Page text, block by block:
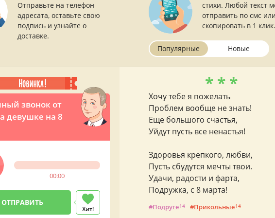
Отправьте на телефон
адресата, оставьте свою
подпись и узнайте о
доставке.
стихи. Любой текст
отправить по смс или
скопировать в 1 клик.
Популярные Новые
звонок от
девушке на 8
00:00
Хит!
* * *
Хочу тебе я пожелать
Проблем вообще не знать!
Еще большого счастья,
Уйдут пусть все ненастья!
Здоровья крепкого, любви,
Пусть сбудутся мечты твои.
Удачи, радости и фарта,
Подружка, с 8 марта!
Подруге14 Прикольные14